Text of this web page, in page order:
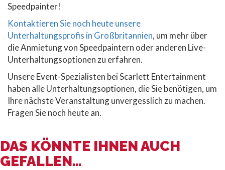
Speedpainter!
Kontaktieren Sie noch heute unsere
Unterhaltungsprofis in Großbritannien, um mehr über
die Anmietung von Speedpaintern oder anderen Live-
Unterhaltungsoptionen zu erfahren.
Unsere Event-Spezialisten bei Scarlett Entertainment
haben alle Unterhaltungsoptionen, die Sie benötigen, um
Ihre nächste Veranstaltung unvergesslich zu machen.
Fragen Sie noch heute an.
DAS KÖNNTE IHNEN AUCH
GEFALLEN...